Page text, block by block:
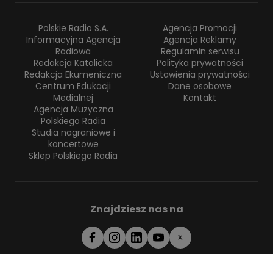
Polskie Radio S.A.
Informacyjna Agencja
Radiowa
Redakcja Katolicka
Redakcja Ekumeniczna
Centrum Edukacji
Medialnej
Agencja Muzyczna
Polskiego Radia
Studia nagraniowe i
koncertowe
Sklep Polskiego Radia
Agencja Promocji
Agencja Reklamy
Regulamin serwisu
Polityka prywatności
Ustawienia prywatności
Dane osobowe
Kontakt
Znajdziesz nas na